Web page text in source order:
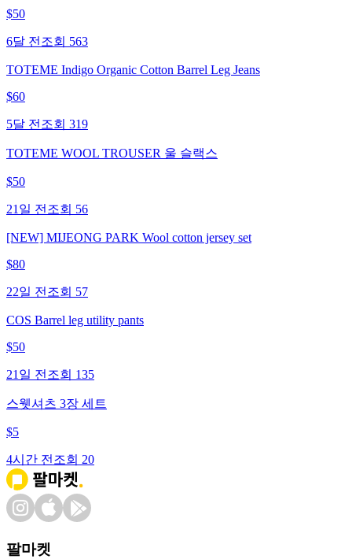
$50
6달 전 조회 563
TOTEME Indigo Organic Cotton Barrel Leg Jeans
$60
5달 전 조회 319
TOTEME WOOL TROUSER 울 슬랙스
$50
21일 전 조회 56
[NEW] MIJEONG PARK Wool cotton jersey set
$80
22일 전 조회 57
COS Barrel leg utility pants
$50
21일 전 조회 135
스웻셔츠 3장 세트
$5
4시간 전 조회 20
팔마켓